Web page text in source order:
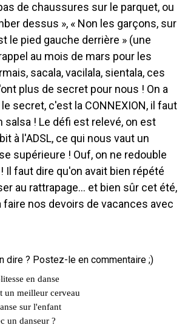
de chaussures sur le parquet, ou
dessus », « Non les garçons, sur
le pied gauche derrière » (une
au mois de mars pour les
sacala, vacilala, sientala, ces
plus de secret pour nous ! On a
secret, c'est la CONNEXION, il faut
salsa ! Le défi est relevé, on est
à l'ADSL, ce qui nous vaut un
supérieure ! Ouf, on ne redouble
Il faut dire qu'on avait bien répété
au rattrapage... et bien sûr cet été,
faire nos devoirs de vacances avec
dire ? Postez-le en commentaire ;)
en danse
un meilleur cerveau
sur l'enfant
un danseur ?